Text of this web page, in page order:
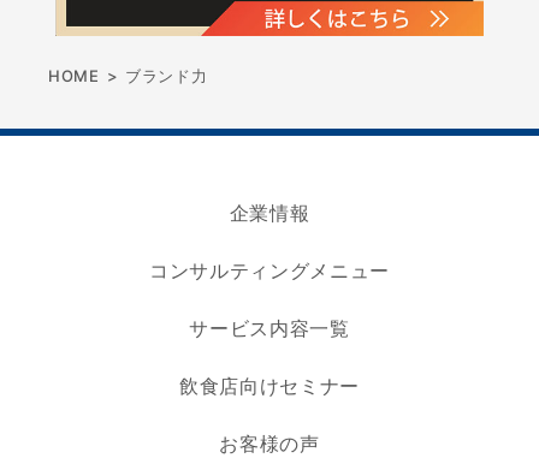
HOME > ブランド力
企業情報
コンサルティングメニュー
サービス内容一覧
飲食店向けセミナー
お客様の声